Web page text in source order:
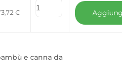
€
e canna da